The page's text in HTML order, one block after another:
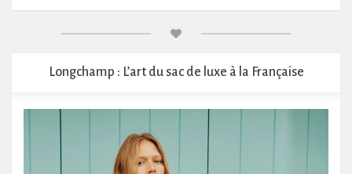
Longchamp : L’art du sac de luxe à la Française